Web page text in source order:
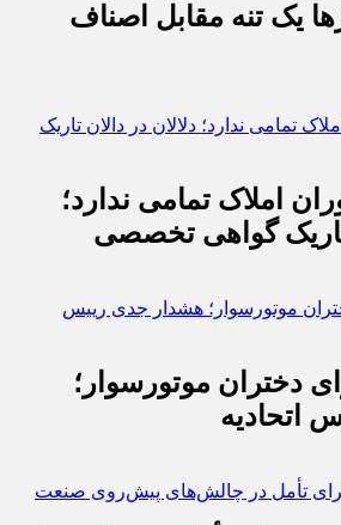
یک تنه مقابل اصناف
املاک تمامی ندارد؛
تاریک گواهی تخصصی
دختران موتورسوار؛
اتحادیه